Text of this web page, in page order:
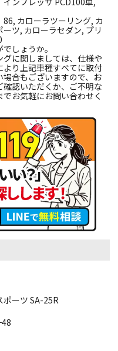
86, カローラツーリング, カ
ーツ, カローラセダン, プリ
しょうか。
に関しましては、仕様や
より上記車種すべてに取付
場合もございますので、お
確認いただくか、ご不明な
でお気軽にお問い合わせく
ポーツ SA-25R